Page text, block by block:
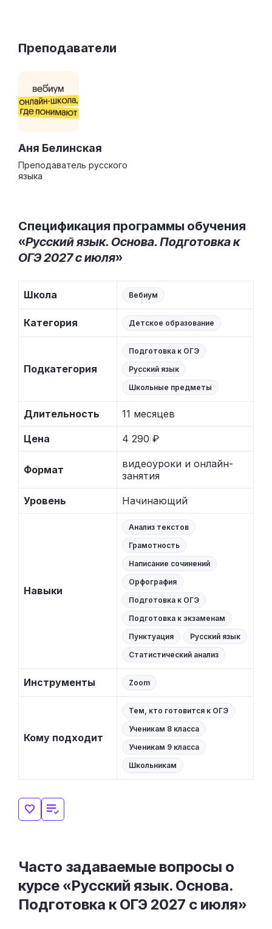
Преподаватели
Аня Белинская
Преподаватель русского
языка
Спецификация программы обучения
«Русский язык. Основа. Подготовка к
ОГЭ 2027 с июля»
Школа Вебиум
Категория Детское образование
Подкатегория
Подготовка к ОГЭ
Русский язык
Школьные предметы
Длительность 11 месяцев
Цена 4 290 ₽
Формат
видеоуроки и онлайн-
занятия
Уровень Начинающий
Навыки
Анализ текстов
Грамотность
Написание сочинений
Орфография
Подготовка к ОГЭ
Подготовка к экзаменам
Пунктуация
Русский язык
Статистический анализ
Инструменты Zoom
Кому подходит
Тем, кто готовится к ОГЭ
Ученикам 8 класса
Ученикам 9 класса
Школьникам
Часто задаваемые вопросы о
курсе «Русский язык. Основа.
Подготовка к ОГЭ 2027 с июля»